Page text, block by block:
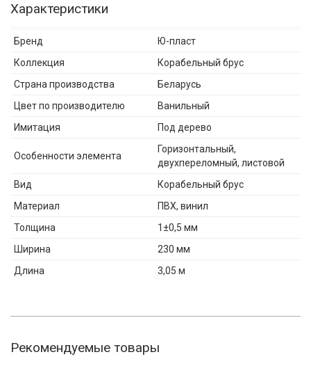
Характеристики
Бренд
Ю-пласт
Коллекция
Корабельный брус
Страна производства
Беларусь
Цвет по производителю
Ванильный
Имитация
Под дерево
Особенности элемента
Горизонтальный,
двухпереломный, листовой
Вид
Корабельный брус
Материал
ПВХ, винил
Толщина
1±0,5 мм
Ширина
230 мм
Длина
3,05 м
Рекомендуемые товары